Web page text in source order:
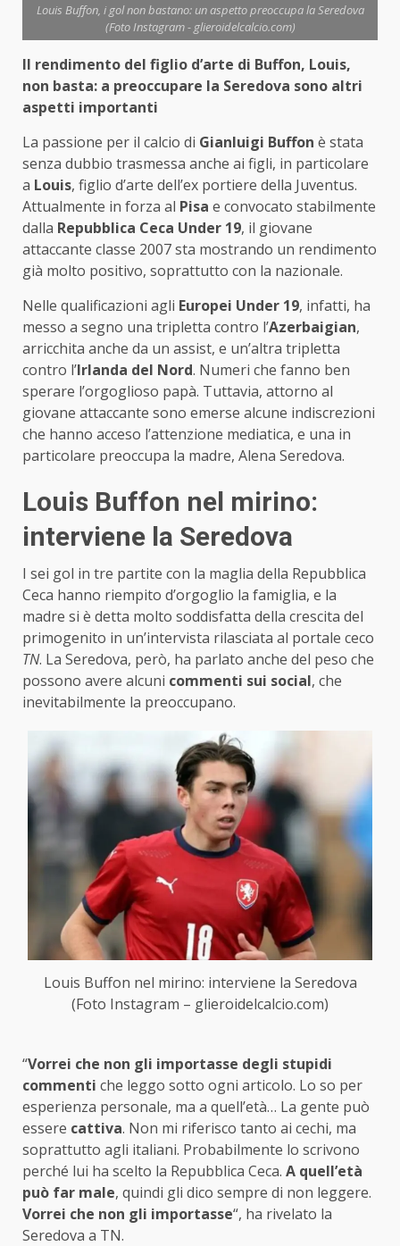
Louis Buffon, i gol non bastano: un aspetto preoccupa la Seredova
(Foto Instagram - glieroidelcalcio.com)
Il rendimento del figlio d’arte di Buffon, Louis,
non basta: a preoccupare la Seredova sono altri
aspetti importanti
La passione per il calcio di Gianluigi Buffon è stata
senza dubbio trasmessa anche ai figli, in particolare
a Louis, figlio d’arte dell’ex portiere della Juventus.
Attualmente in forza al Pisa e convocato stabilmente
dalla Repubblica Ceca Under 19, il giovane
attaccante classe 2007 sta mostrando un rendimento
già molto positivo, soprattutto con la nazionale.
Nelle qualificazioni agli Europei Under 19, infatti, ha
messo a segno una tripletta contro l’Azerbaigian,
arricchita anche da un assist, e un’altra tripletta
contro l’Irlanda del Nord. Numeri che fanno ben
sperare l’orgoglioso papà. Tuttavia, attorno al
giovane attaccante sono emerse alcune indiscrezioni
che hanno acceso l’attenzione mediatica, e una in
particolare preoccupa la madre, Alena Seredova.
Louis Buffon nel mirino:
interviene la Seredova
I sei gol in tre partite con la maglia della Repubblica
Ceca hanno riempito d’orgoglio la famiglia, e la
madre si è detta molto soddisfatta della crescita del
primogenito in un’intervista rilasciata al portale ceco
TN. La Seredova, però, ha parlato anche del peso che
possono avere alcuni commenti sui social, che
inevitabilmente la preoccupano.
Louis Buffon nel mirino: interviene la Seredova
(Foto Instagram – glieroidelcalcio.com)
“Vorrei che non gli importasse degli stupidi
commenti che leggo sotto ogni articolo. Lo so per
esperienza personale, ma a quell’età… La gente può
essere cattiva. Non mi riferisco tanto ai cechi, ma
soprattutto agli italiani. Probabilmente lo scrivono
perché lui ha scelto la Repubblica Ceca. A quell’età
può far male, quindi gli dico sempre di non leggere.
Vorrei che non gli importasse“, ha rivelato la
Seredova a TN.